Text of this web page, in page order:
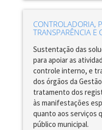
CONTROLADORIA,
TRANSPARÊNCIA E
Sustentação das
para apoiar as
controle interno, e
dos órgãos da
tratamento dos
às manifestações
quanto aos serviços
público municipal.